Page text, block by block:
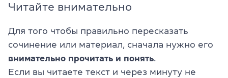
Читайте внимательно
Для того чтобы правильно пересказать
сочинение или материал, сначала нужно его
внимательно прочитать и понять
Если вы читаете текст и через минуту не